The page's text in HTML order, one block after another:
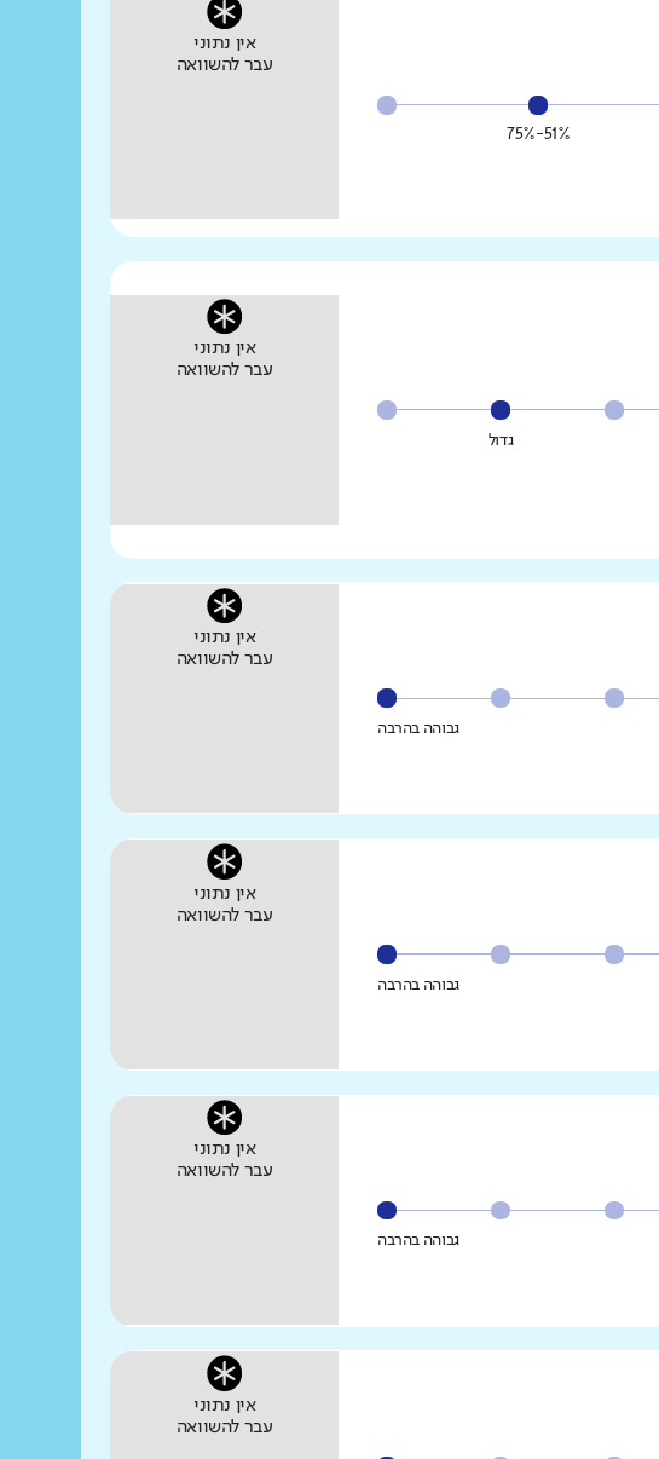
51%-75%
אין נתוני
עבר להשוואה
גדול
אין נתוני
עבר להשוואה
גבוהה בהרבה
אין נתוני
עבר להשוואה
גבוהה בהרבה
אין נתוני
עבר להשוואה
גבוהה בהרבה
אין נתוני
עבר להשוואה
אין נתוני
עבר להשוואה